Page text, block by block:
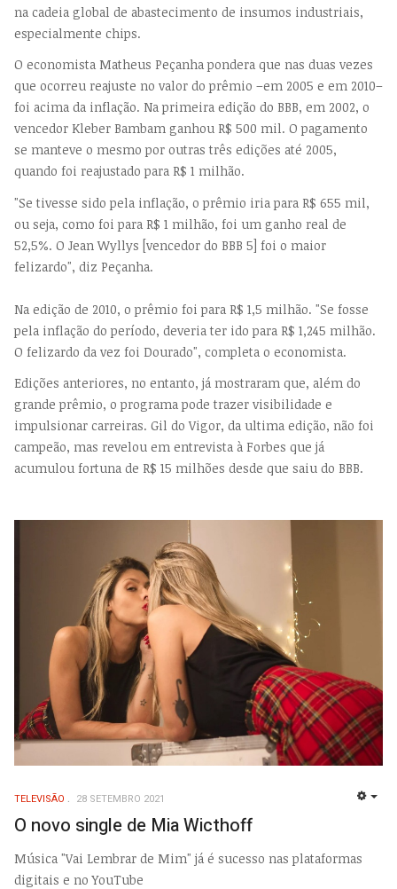
na cadeia global de abastecimento de insumos industriais,
especialmente chips.
O economista Matheus Peçanha pondera que nas duas vezes
que ocorreu reajuste no valor do prêmio –em 2005 e em 2010–
foi acima da inflação. Na primeira edição do BBB, em 2002, o
vencedor Kleber Bambam ganhou R$ 500 mil. O pagamento
se manteve o mesmo por outras três edições até 2005,
quando foi reajustado para R$ 1 milhão.
"Se tivesse sido pela inflação, o prêmio iria para R$ 655 mil,
ou seja, como foi para R$ 1 milhão, foi um ganho real de
52,5%. O Jean Wyllys [vencedor do BBB 5] foi o maior
felizardo", diz Peçanha.
Na edição de 2010, o prêmio foi para R$ 1,5 milhão. "Se fosse
pela inflação do período, deveria ter ido para R$ 1,245 milhão.
O felizardo da vez foi Dourado", completa o economista.
Edições anteriores, no entanto, já mostraram que, além do
grande prêmio, o programa pode trazer visibilidade e
impulsionar carreiras. Gil do Vigor, da ultima edição, não foi
campeão, mas revelou em entrevista à Forbes que já
acumulou fortuna de R$ 15 milhões desde que saiu do BBB.
TELEVISÃO 28 SETEMBRO 2021
O novo single de Mia Wicthoff
Música "Vai Lembrar de Mim" já é sucesso nas plataformas
digitais e no YouTube